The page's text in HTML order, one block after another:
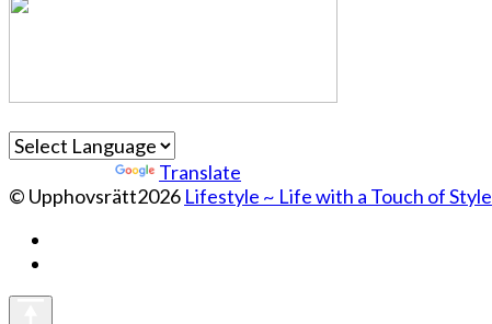
Translate
© Upphovsrätt2026 Lifestyle ~ Life with a Touch of Style